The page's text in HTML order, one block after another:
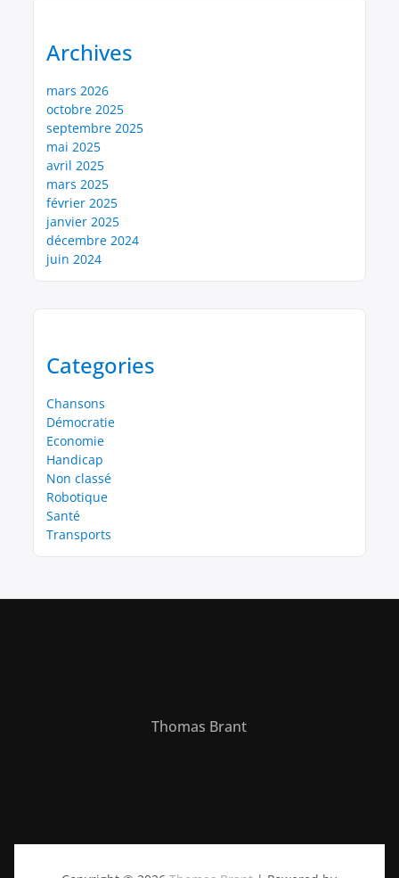
Archives
mars 2026
octobre 2025
septembre 2025
mai 2025
avril 2025
mars 2025
février 2025
janvier 2025
décembre 2024
juin 2024
Categories
Chansons
Démocratie
Economie
Handicap
Non classé
Robotique
Santé
Transports
Thomas Brant